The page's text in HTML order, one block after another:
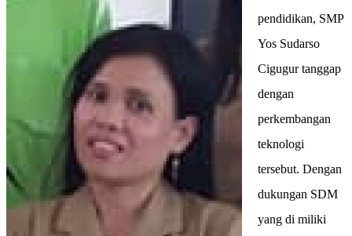
pendidikan, SMP
Yos Sudarso
Cigugur tanggap
dengan
perkembangan
teknologi
tersebut. Dengan
dukungan SDM
yang di miliki